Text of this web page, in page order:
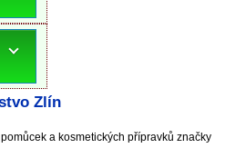
Zlín
a kosmetických přípravků značky